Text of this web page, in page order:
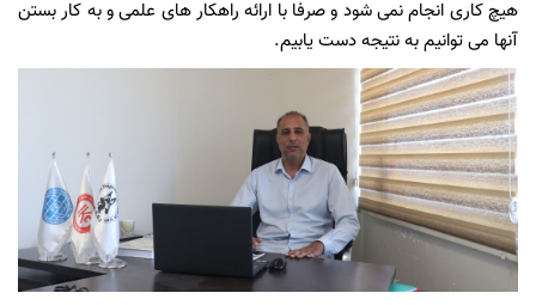
هیچ کاری انجام نمی شود و صرفا با ارائه راهکار های علمی و به کار بستن
آنها می توانیم به نتیجه دست یابیم.